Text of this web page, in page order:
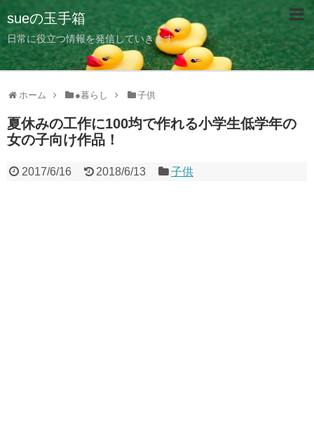
sueの玉手箱
日常に役立つ情報を発信していきます。
ホーム ●暮らし 子供
夏休みの工作に100均で作れる小学生低学年の
女の子向け作品！
2017/6/16 2018/6/13 子供